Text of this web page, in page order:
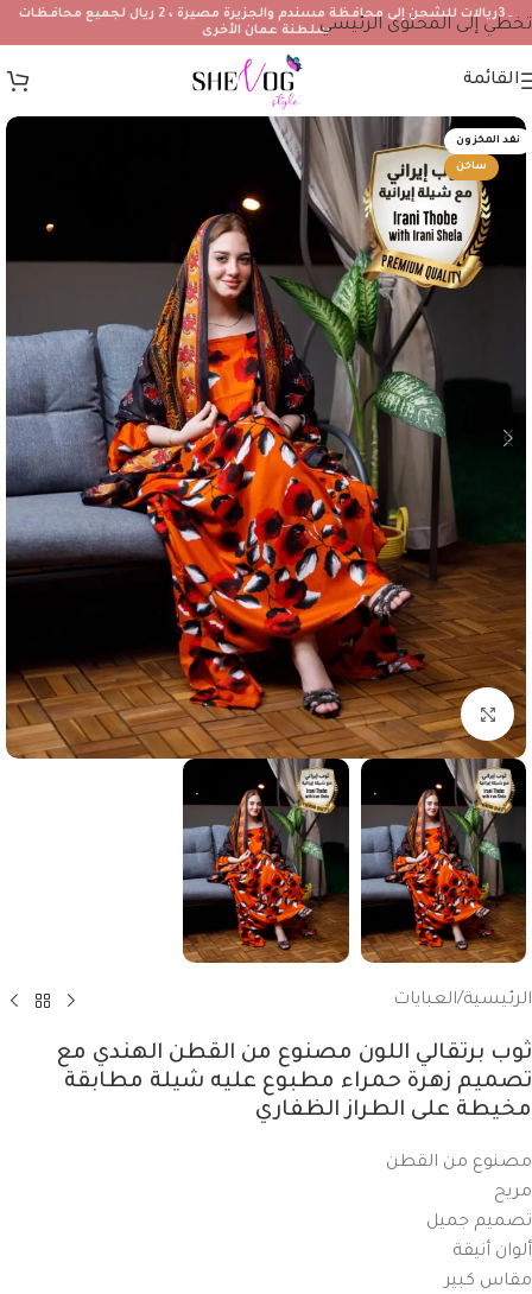
تخطي إلى المحتوى الرئيسي
۔3ريالات للشحن إلى محافظة مسندم والجزيرة مصيرة ، 2 ريال لجميع محافظات
سلطنة عمان الأخرى
القائمة
نفد المخزون
ساخن
انقر للتكبير
الرئيسية/العبايات
ثوب برتقالي اللون مصنوع من القطن الهندي مع
تصميم زهرة حمراء مطبوع عليه شيلة مطابقة
مخيطة على الطراز الظفاري
مصنوع من القطن
مريح
تصميم جميل
ألوان أنيقة
مقاس كبير